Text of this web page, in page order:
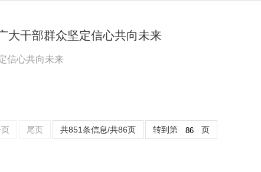
干部群众坚定信心共向未来
信心共向未来
尾页 共851条信息/共86页 转到第 页